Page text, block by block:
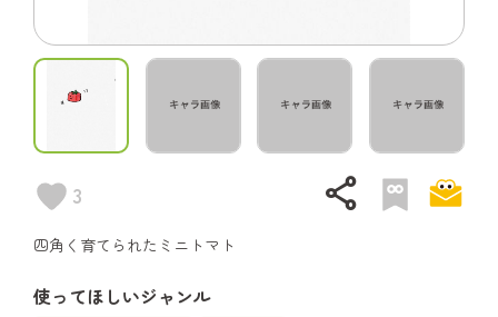
3 share
四角く育てられたミニトマト
使ってほしいジャンル